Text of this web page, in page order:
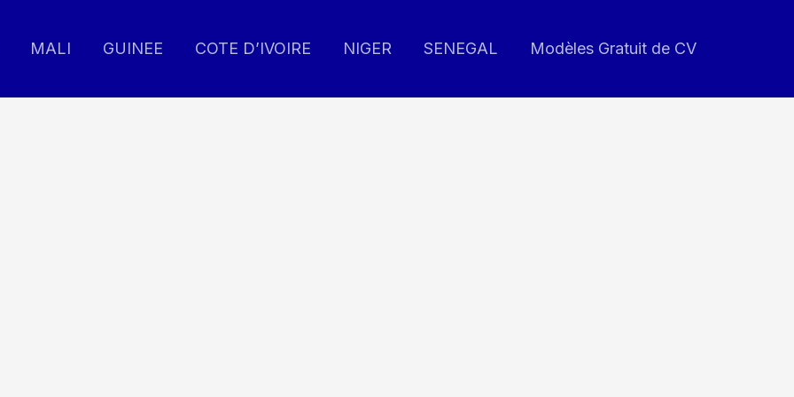
MALI GUINEE COTE D’IVOIRE NIGER SENEGAL Modèles Gratuit de CV